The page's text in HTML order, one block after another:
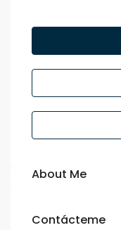
About Me
Contácteme